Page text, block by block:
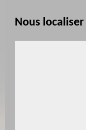
Nous localiser